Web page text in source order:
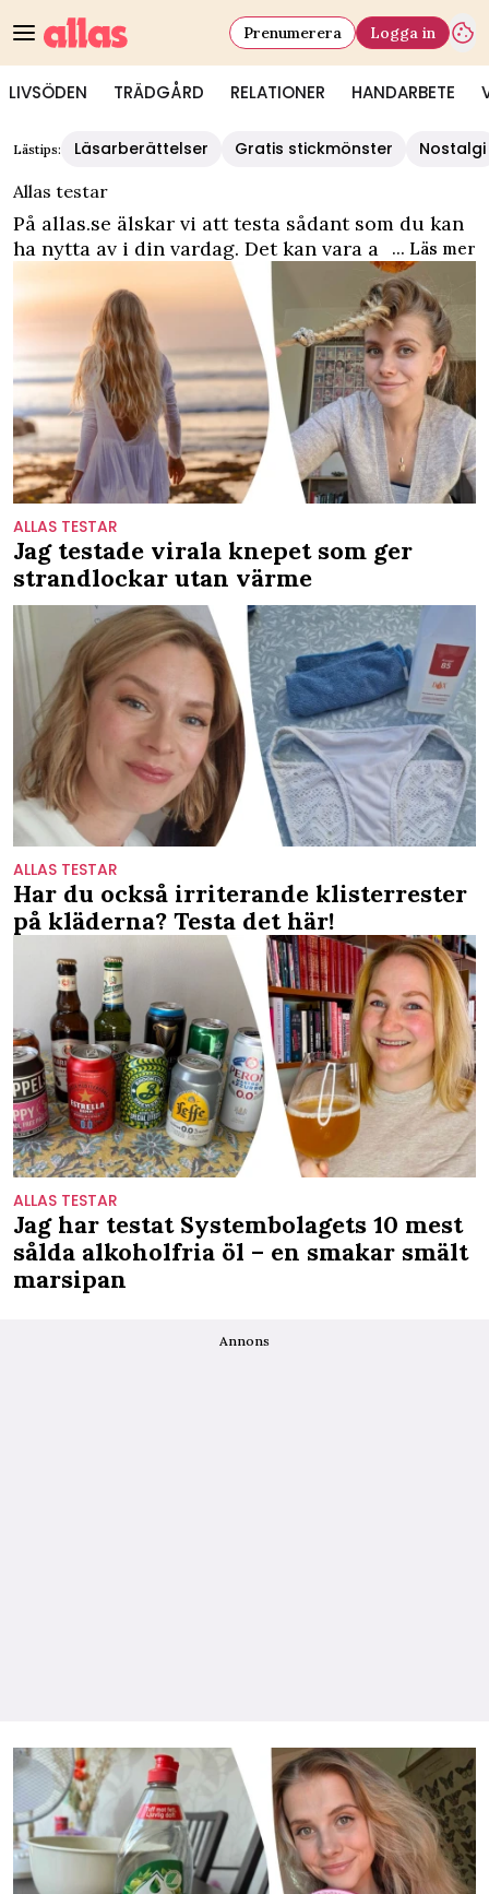
LIVSÖDEN TRÄDGÅRD RELATIONER HANDARBETE
Prenumerera Logga in
Lästips: Läsarberättelser Gratis stickmönster
Nostalgi
Allas testar
På allas.se älskar vi att testa sådant som du kan
ha nytta av i din vardag. Det kan vara allt från
vilka värmeljus som är bäst till hur årets nya
glögg smakar. Vi testar även de där
husmorsknepen du ser i ditt flöde, så du slipper
fundera över om de faktiskt fungerar.
... Läs mer
ALLAS TESTAR
Jag testade virala knepet som ger
strandlockar utan värme
ALLAS TESTAR
Har du också irriterande klisterrester
på kläderna? Testa det här!
ALLAS TESTAR
Jag har testat Systembolagets 10 mest
sålda alkoholfria öl – en smakar smält
marsipan
Annons